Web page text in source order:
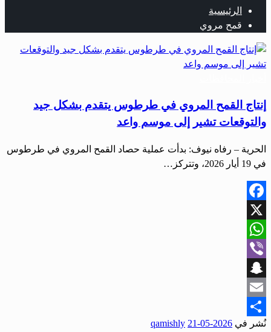
الرئيسية
قمح مروي
إنتاج القمح المروي في طرطوس يتقدم بشكل جيد
والتوقعات تشير إلى موسم واعد
الحرية – رفاه نيوف: بدأت عملية حصاد القمح المروي في طرطوس
في 19 أيار 2026، وتتركز…
Facebook
X
WhatsApp
Viber
Snapchat
Email
Share
نُشر في 2026-05-21
qamishly